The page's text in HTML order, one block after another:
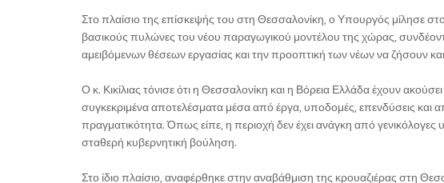
Στο πλαίσιο της επίσκεψής του στη Θεσσαλονίκη, ο Υπουργός μίλησε στο
βασικούς πυλώνες του νέου παραγωγικού μοντέλου της χώρας,
αμειβόμενων θέσεων εργασίας και την προοπτική των νέων να ζήσουν
Ο κ. Κικίλιας τόνισε ότι η Θεσσαλονίκη και η Βόρεια Ελλάδα έχουν
συγκεκριμένα αποτελέσματα μέσα από έργα, υποδομές, επενδύσεις και
πραγματικότητα. Όπως είπε, η περιοχή δεν έχει ανάγκη από
σταθερή κυβερνητική βούληση.
Στο ίδιο πλαίσιο, αναφέρθηκε στην αναβάθμιση της κρουαζιέρας στη